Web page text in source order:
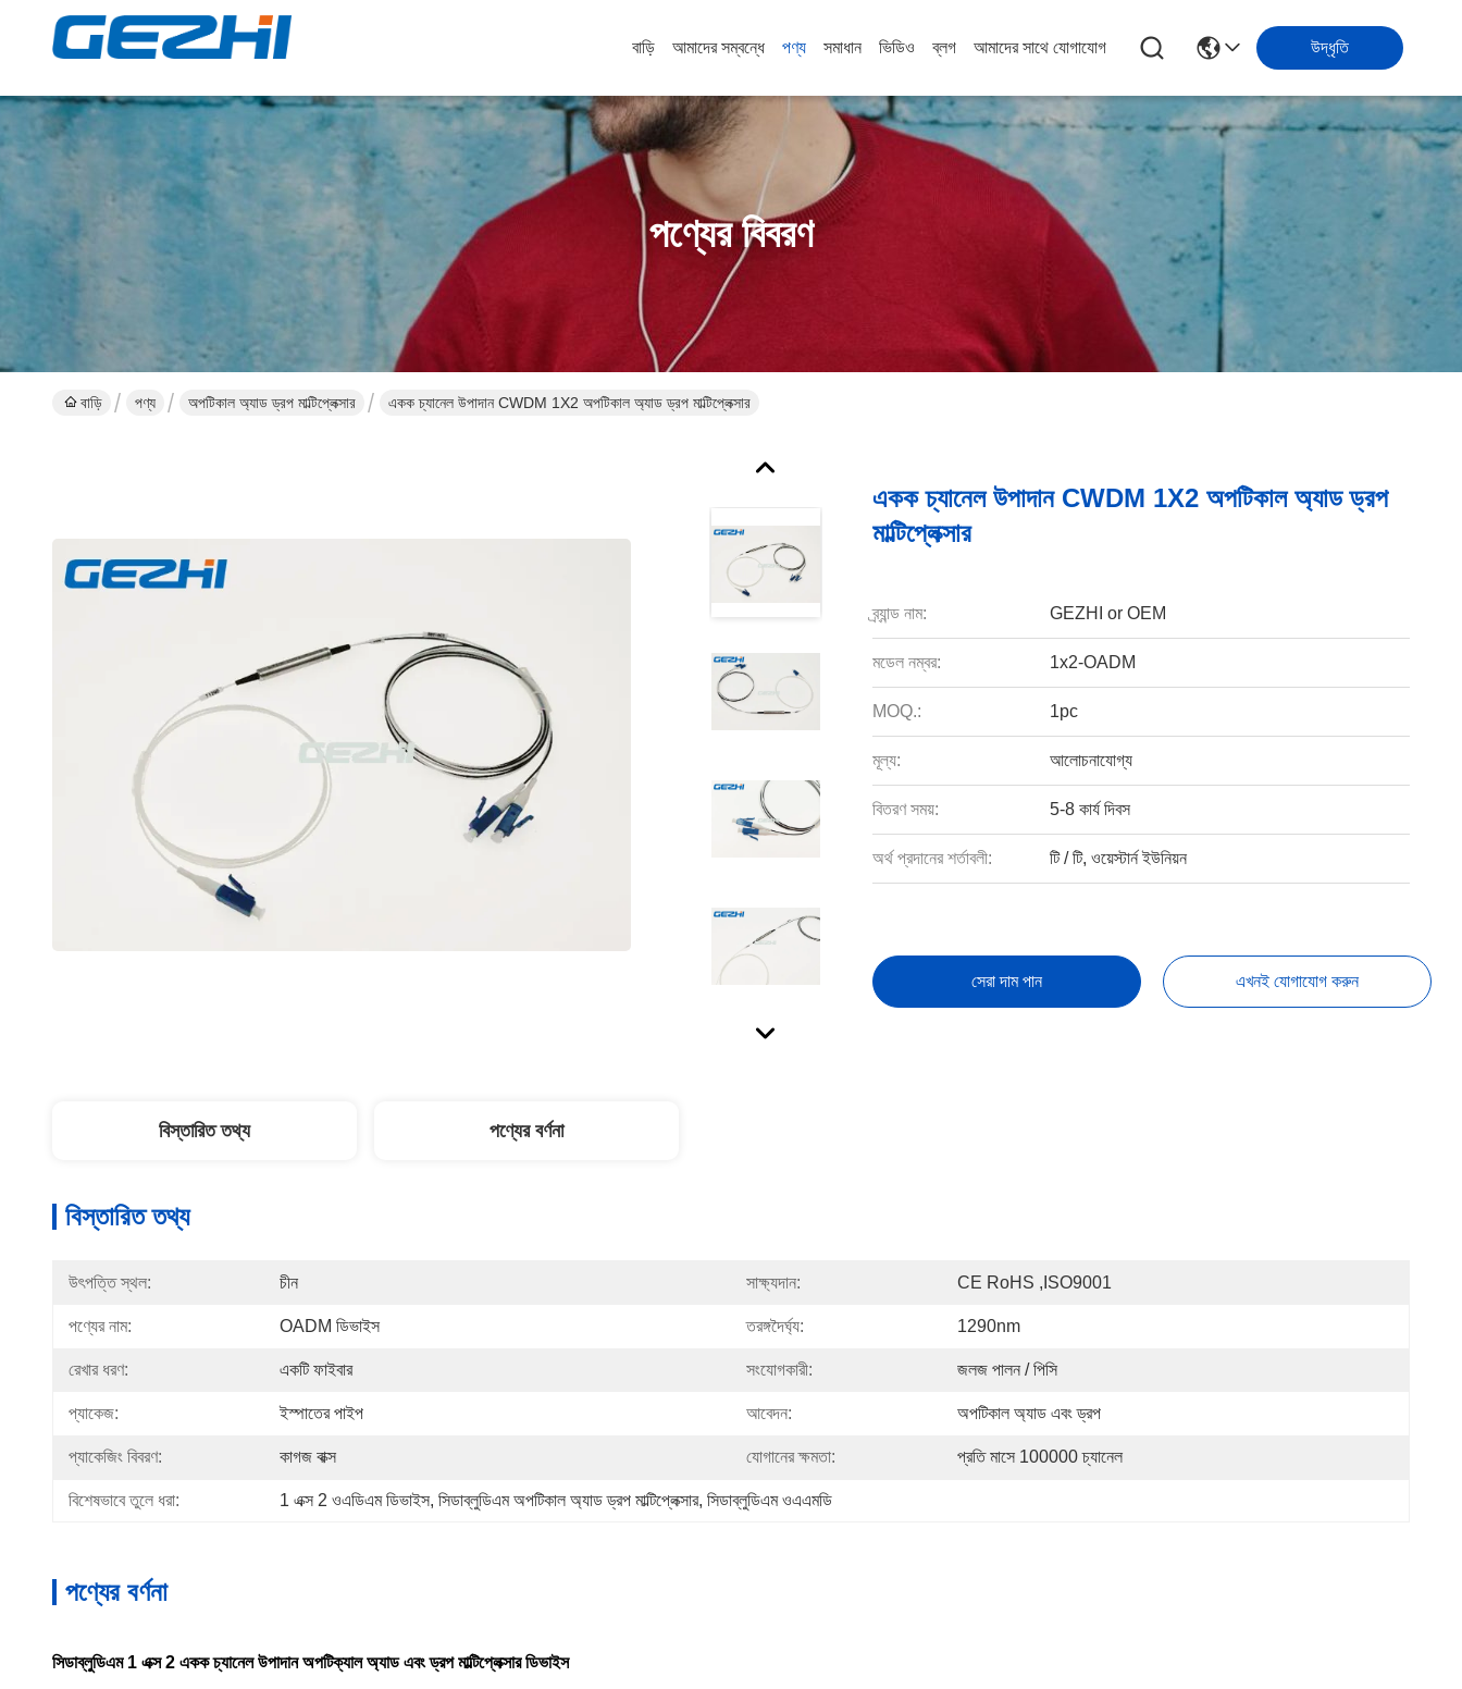
বাড়ি আমাদের সম্বন্ধে পণ্য সমাধান ভিডিও ব্লগ আমাদের সাথে যোগাযোগ উদ্ধৃতি
পণ্যের বিবরণ
বাড়ি পণ্য অপটিকাল অ্যাড ড্রপ মাল্টিপ্লেক্সার একক চ্যানেল উপাদান CWDM 1X2 অপটিকাল অ্যাড ড্রপ মাল্টিপ্লেক্সার
একক চ্যানেল উপাদান CWDM 1X2 অপটিকাল অ্যাড ড্রপ
মাল্টিপ্লেক্সার
ব্র্যান্ড নাম: GEZHI or OEM
মডেল নম্বর: 1x2-OADM
MOQ.: 1pc
মূল্য: আলোচনাযোগ্য
বিতরণ সময়: 5-8 কার্য দিবস
অর্থ প্রদানের শর্তাবলী: টি / টি, ওয়েস্টার্ন ইউনিয়ন
সেরা দাম পান এখনই যোগাযোগ করুন
বিস্তারিত তথ্য পণ্যের বর্ণনা
বিস্তারিত তথ্য
উৎপত্তি স্থল: চীন সাক্ষ্যদান: CE RoHS ,ISO9001
পণ্যের নাম: OADM ডিভাইস তরঙ্গদৈর্ঘ্য: 1290nm
রেখার ধরণ: একটি ফাইবার সংযোগকারী: জলজ পালন / পিসি
প্যাকেজ: ইস্পাতের পাইপ আবেদন: অপটিকাল অ্যাড এবং ড্রপ
প্যাকেজিং বিবরণ: কাগজ বাক্স যোগানের ক্ষমতা: প্রতি মাসে 100000 চ্যানেল
বিশেষভাবে তুলে ধরা: 1 এক্স 2 ওএডিএম ডিভাইস, সিডাব্লুডিএম অপটিকাল অ্যাড ড্রপ মাল্টিপ্লেক্সার, সিডাব্লুডিএম ওএএমডি
পণ্যের বর্ণনা
সিডাব্লুডিএম 1 এক্স 2 একক চ্যানেল উপাদান অপটিক্যাল অ্যাড এবং ড্রপ মাল্টিপ্লেক্সার ডিভাইস